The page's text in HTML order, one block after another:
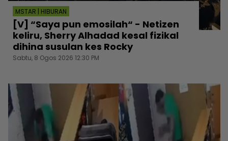
MSTAR | HIBURAN
[V] “Saya pun emosilah“ - Netizen
keliru, Sherry Alhadad kesal fizikal
dihina susulan kes Rocky
Sabtu, 8 Ogos 2026 12:30 PM